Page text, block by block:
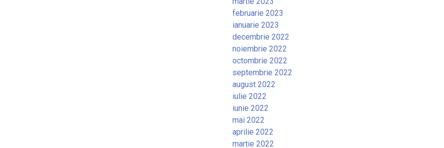
februarie 2023
ianuarie 2023
decembrie 2022
noiembrie 2022
octombrie 2022
septembrie 2022
august 2022
iulie 2022
iunie 2022
mai 2022
aprilie 2022
martie 2022